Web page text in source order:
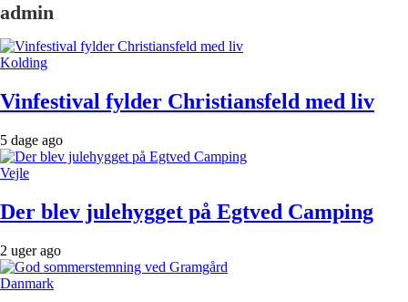
admin
Kolding
Vinfestival fylder Christiansfeld med liv
5 dage ago
Vejle
Der blev julehygget på Egtved Camping
2 uger ago
Danmark